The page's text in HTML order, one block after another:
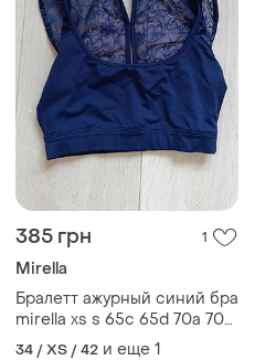
385 грн 1
Mirella
Бралетт ажурный синий бра
mirella xs s 65c 65d 70a 70b
70c
34 / XS / 42 и еще 1